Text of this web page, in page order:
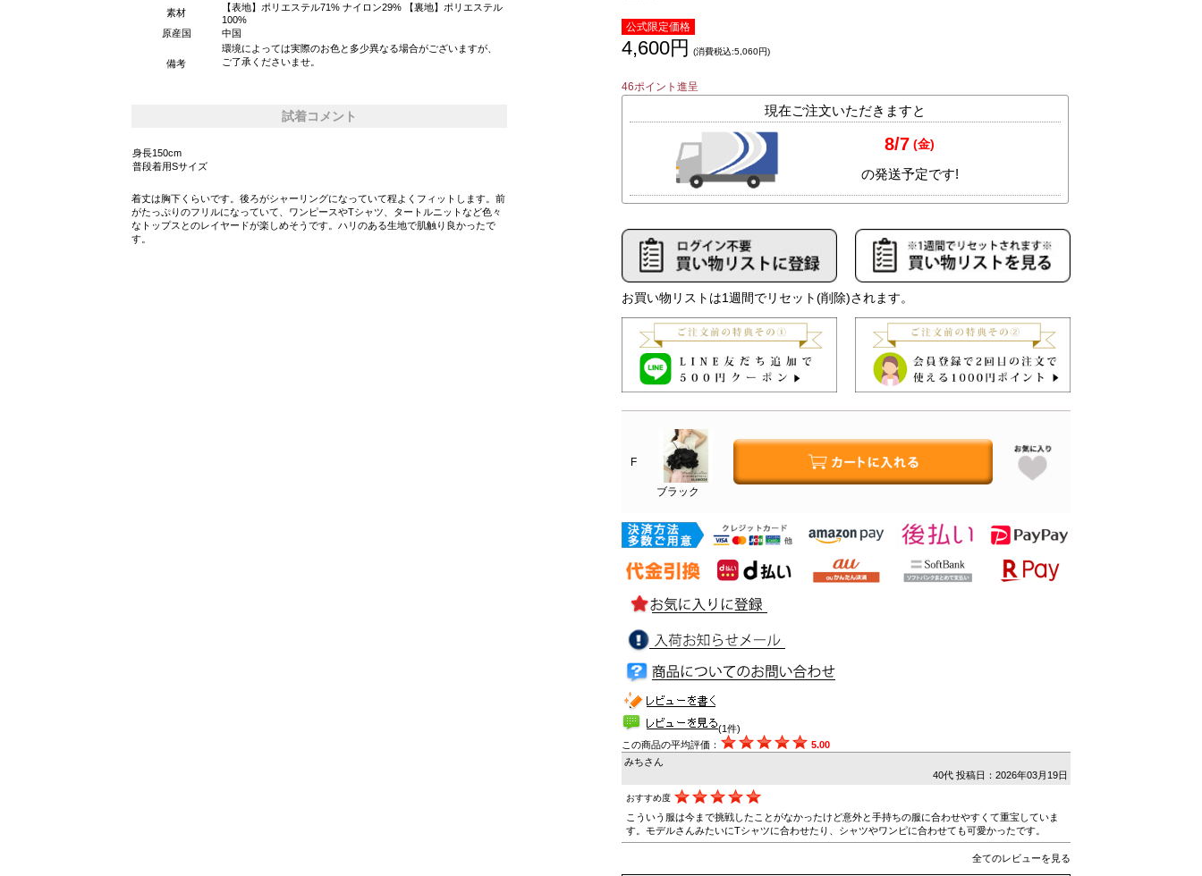
素材
【表地】ポリエステル71% ナイロン29% 【裏地】ポリエステル
100%
原産国
中国
備考
環境によっては実際のお色と多少異なる場合がございますが、
ご了承くださいませ。
試着コメント
身長150cm
普段着用Sサイズ
着丈は胸下くらいです。後ろがシャーリングになっていて程よくフィットします。前
がたっぷりのフリルになっていて、ワンピースやTシャツ、タートルニットなど色々
なトップスとのレイヤードが楽しめそうです。ハリのある生地で肌触り良かったで
す。
公式限定価格
4,600円 (消費税込:5,060円)
46ポイント進呈
お買い物リストは1週間でリセット(削除)されます。
F
ブラック
(1件)
この商品の平均評価：
5.00
みちさん
40代 投稿日：2026年03月19日
おすすめ度
こういう服は今まで挑戦したことがなかったけど意外と手持ちの服に合わせやすくて重宝していま
す。モデルさんみたいにTシャツに合わせたり、シャツやワンピに合わせても可愛かったです。
全てのレビューを見る